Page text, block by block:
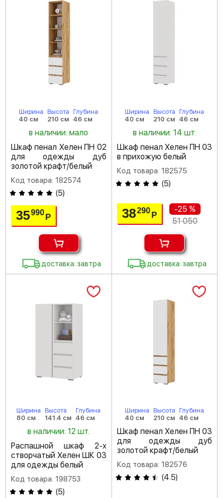
Ширина
40 см
Высота
210 см
Глубина
46 см
в наличии: мало
Шкаф пенал Хелен ПН 02
для одежды дуб
золотой крафт/белый
Код товара: 182574
(5)
35990Р
доставка: завтра
Ширина
40 см
Высота
210 см
Глубина
46 см
в наличии: 14 шт.
Шкаф пенал Хелен ПН 03
в прихожую белый
Код товара: 182575
(5)
38290 Р
-25 %
51 050
доставка: завтра
Ширина
80 см
Высота
141.4 см
Глубина
46 см
в наличии: 12 шт.
Распашной шкаф 2-х
створчатый Хелен ШК 03
для одежды белый
Код товара: 198753
(5)
Ширина
40 см
Высота
210 см
Глубина
46 см
Шкаф пенал Хелен ПН 03
для одежды дуб
золотой крафт/белый
Код товара: 182576
(4.5)